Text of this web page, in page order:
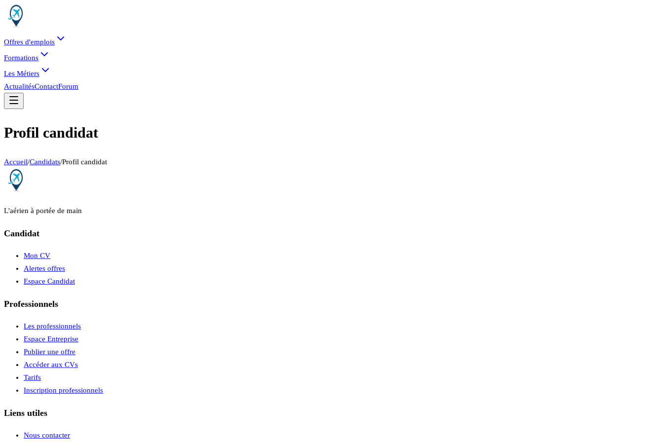
Offres d'emplois
Formations
Les Métiers
ActualitésContactForum
Profil candidat
Accueil/Candidats/Profil candidat
L'aérien à portée de main
Candidat
Mon CV
Alertes offres
Espace Candidat
Professionnels
Les professionnels
Espace Entreprise
Publier une offre
Accéder aux CVs
Tarifs
Inscription professionnels
Liens utiles
Nous contacter